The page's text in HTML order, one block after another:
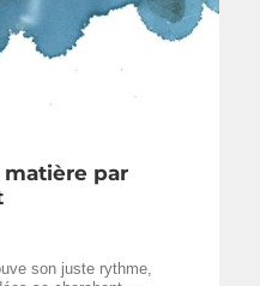
matière par
son juste rythme,